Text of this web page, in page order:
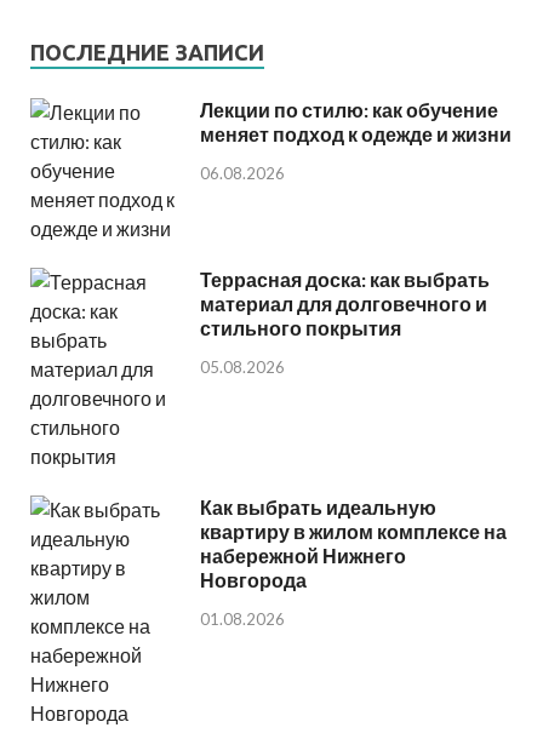
ПОСЛЕДНИЕ ЗАПИСИ
Лекции по стилю: как обучение
меняет подход к одежде и жизни
06.08.2026
Террасная доска: как выбрать
материал для долговечного и
стильного покрытия
05.08.2026
Как выбрать идеальную
квартиру в жилом комплексе на
набережной Нижнего
Новгорода
01.08.2026